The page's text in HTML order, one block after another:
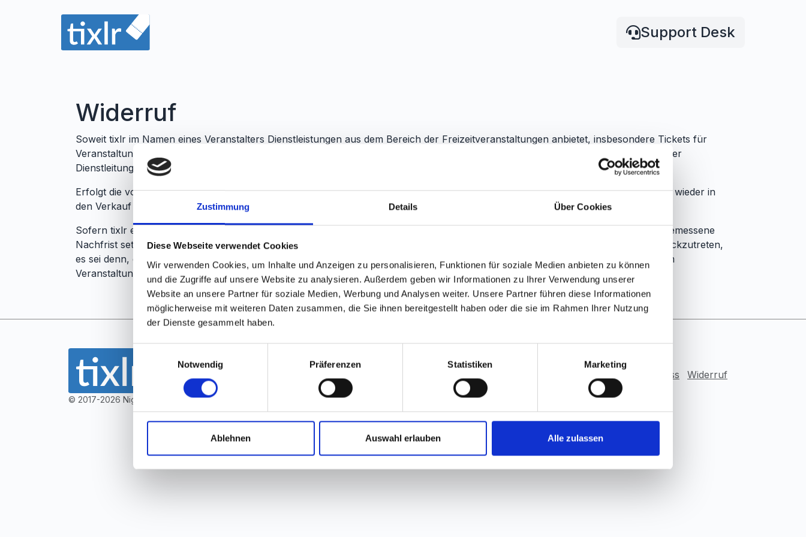
Zustimmung Details Über Cookies
Diese Webseite verwendet Cookies
Wir verwenden Cookies, um Inhalte und Anzeigen zu personalisieren, Funktionen für soziale Medien anbieten zu können
und die Zugriffe auf unsere Website zu analysieren. Außerdem geben wir Informationen zu Ihrer Verwendung unserer
Website an unsere Partner für soziale Medien, Werbung und Analysen weiter. Unsere Partner führen diese Informationen
möglicherweise mit weiteren Daten zusammen, die Sie ihnen bereitgestellt haben oder die sie im Rahmen Ihrer Nutzung
der Dienste gesammelt haben.
Einwilligungsauswahl
Notwendig
Präferenzen Statistiken Marketing
Ablehnen Auswahl erlauben Alle zulassen
Support Desk
Widerruf
Soweit tixlr im Namen eines Veranstalters Dienstleistungen aus dem Bereich der Freizeitveranstaltungen anbietet, insbesondere Tickets für
Veranstaltungen, liegt kein Fernabsatzvertrag gemäß § 312g Abs. 2 Nr. 9 BGB vor. Ein Widerrufsrecht ist für die Bestellungen solcher
Dienstleitungen ausgeschlossen.
Erfolgt die vollständige Bezahlung der Bestellung nicht fristgerecht, behält sich tixlr einseitig vor, die von Ihnen reservierten Tickets wieder in
den Verkauf zugeben.
Sofern tixlr einen fest vereinbarten Liefertermin nicht einhält, können Sie tixlr bzw. dem jeweiligen Veranstalter / Anbieter eine angemessene
Nachfrist setzen. Nach Ablauf der Nachfrist sind Sie berechtigt, durch schriftliche Erklärung von dem geschlossenen Vertrag zurückzutreten,
es sei denn, die Tickets wurden zwischenzeitlich versandt. Wurden Sie rechtzeitig benachrichtigt, dass die Tickets zur Abholung am
Veranstaltungstag am Veranstaltungsort bereit liegen, kann ein Rücktritt vom Kauf nicht gewährt werden.
© 2017-2026 Nightlife Solutions GmbH
Haftungsausschluss
Widerruf
Impressum